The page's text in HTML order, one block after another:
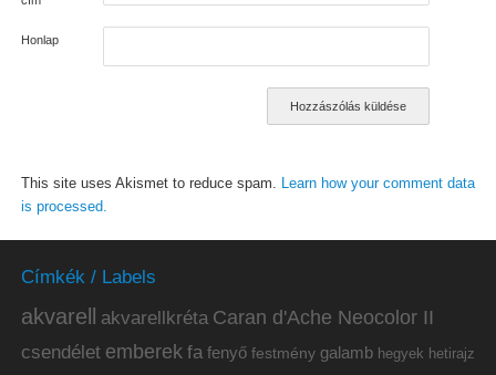
Honlap
This site uses Akismet to reduce spam. Learn how your comment data
is processed.
Címkék / Labels
akvarell akvarellkréta Caran d'Ache Neocolor II
csendélet emberek fa fenyő festmény galamb hegyek hetirajz